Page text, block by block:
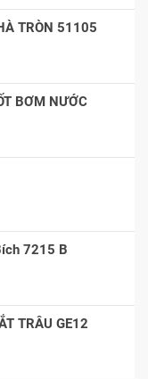
TRÒN 51105
BƠM NƯỚC
7215 B
TRÂU GE12